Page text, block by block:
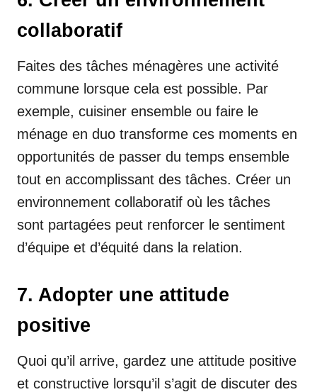
collaboratif
Faites des tâches ménagères une activité
commune lorsque cela est possible. Par
exemple, cuisiner ensemble ou faire le
ménage en duo transforme ces moments en
opportunités de passer du temps ensemble
tout en accomplissant des tâches. Créer un
environnement collaboratif où les tâches
sont partagées peut renforcer le sentiment
d’équipe et d’équité dans la relation.
7. Adopter une attitude
positive
Quoi qu’il arrive, gardez une attitude positive
et constructive lorsqu’il s’agit de discuter des